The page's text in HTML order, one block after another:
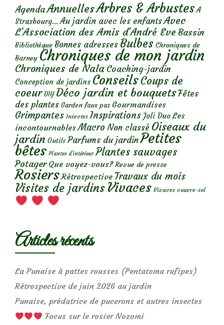
AgendaAnnuellesArbres & Arbustes A
Strasbourg... Au jardin avec les enfantsAvec
L'Association des Amis d'André Eve Bassin
Bibliothèque Bonnes adresses Bulbes Chroniques de
Barney Chroniques de mon jardin
Chroniques de Nala Coaching-jardin
Conception de jardins ConseilsCoups de
coeur DIY Déco jardin et bouquetsFêtes
des plantes Garden faux pas Gourmandises
Grimpantes Insectes Inspirations Joli Duo Les
incontournables Macro Non classé Oiseaux du
jardin Outils Parfums du jardinPetites
bêtes Plantes d’intérieur Plantes sauvages
Potager Que voyez-vous? Revue de presse
Rosiers Rétrospective Travaux du mois
Visites de jardins Vivaces Vivaces couvre-sol
Articles récents
La Punaise à pattes rousses (Pentatoma rufipes)
Rétrospective de juin 2026 au jardin
Punaise, prédatrice de pucerons et autres insectes
Focus sur le rosier Nozomi